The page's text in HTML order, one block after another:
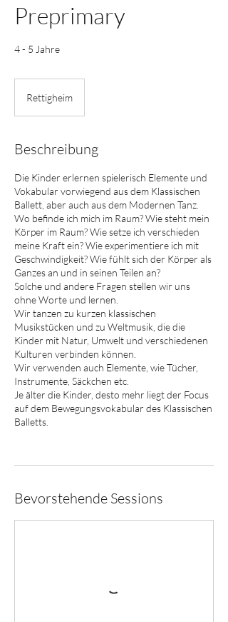
Preprimary
4 - 5 Jahre
Rettigheim
Beschreibung
Die Kinder erlernen spielerisch Elemente und
Vokabular vorwiegend aus dem Klassischen
Ballett, aber auch aus dem Modernen Tanz.
Wo befinde ich mich im Raum? Wie steht mein
Körper im Raum? Wie setze ich verschieden
meine Kraft ein? Wie experimentiere ich mit
Geschwindigkeit? Wie fühlt sich der Körper als
Ganzes an und in seinen Teilen an?
Solche und andere Fragen stellen wir uns
ohne Worte und lernen.
Wir tanzen zu kurzen klassischen
Musikstücken und zu Weltmusik, die die
Kinder mit Natur, Umwelt und verschiedenen
Kulturen verbinden können.
Wir verwenden auch Elemente, wie Tücher,
Instrumente, Säckchen etc.
Je älter die Kinder, desto mehr liegt der Focus
auf dem Bewegungsvokabular des Klassischen
Balletts.
Bevorstehende Sessions